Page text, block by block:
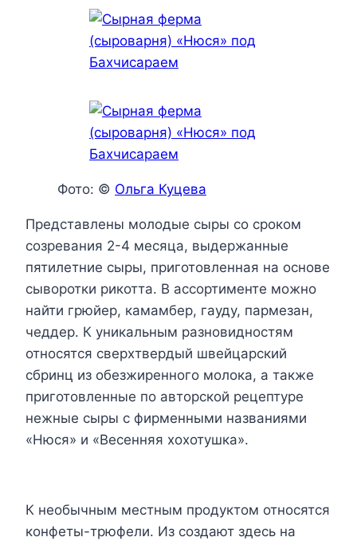
Фото: © Ольга Куцева
Представлены молодые сыры со сроком
созревания 2-4 месяца, выдержанные
пятилетние сыры, приготовленная на основе
сыворотки рикотта. В ассортименте можно
найти грюйер, камамбер, гауду, пармезан,
чеддер. К уникальным разновидностям
относятся сверхтвердый швейцарский
сбринц из обезжиренного молока, а также
приготовленные по авторской рецептуре
нежные сыры с фирменными названиями
«Нюся» и «Весенняя хохотушка».
К необычным местным продуктом относятся
конфеты-трюфели. Из создают здесь на